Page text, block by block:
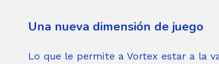
Una nueva dimensión de juego
Lo que le permite a Vortex estar a la